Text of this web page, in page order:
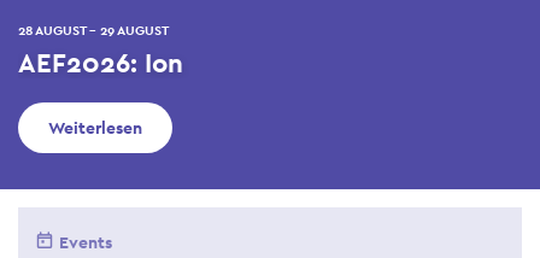
28 AUGUST - 29 AUGUST
AEF2026: Ion
Weiterlesen
Events